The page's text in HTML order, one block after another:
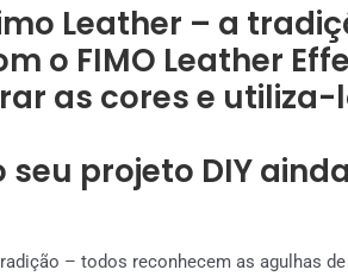
Leather – a
o FIMO Leather
as cores e
seu projeto DIY
– todos reconhecem as agulhas